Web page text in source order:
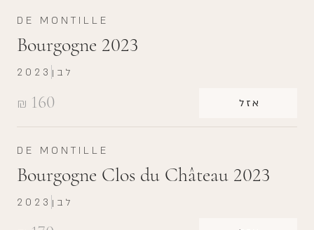
DE MONTILLE
Bourgogne 2023
₪ 160 אזל
2023 לבן
DE MONTILLE
Bourgogne Clos du Château 2023
2023 לבן